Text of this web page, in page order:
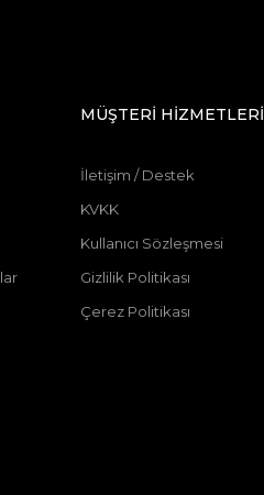
MÜŞTERİ HİZMETLERİ
İletişim / Destek
KVKK
Kullanıcı Sözleşmesi
Gizlilik Politikası
Çerez Politikası